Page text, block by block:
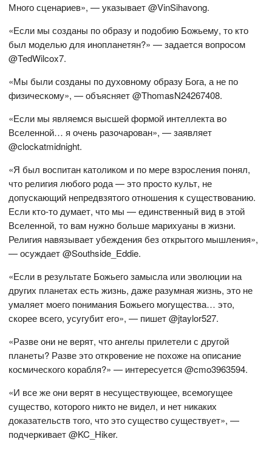
Много сценариев», — указывает @VinSihavong.
«Если мы созданы по образу и подобию Божьему, то кто
был моделью для инопланетян?» — задается вопросом
@TedWilcox7.
«Мы были созданы по духовному образу Бога, а не по
физическому», — объясняет @ThomasN24267408.
«Если мы являемся высшей формой интеллекта во
Вселенной… я очень разочарован», — заявляет
@clockatmidnight.
«Я был воспитан католиком и по мере взросления понял,
что религия любого рода — это просто культ, не
допускающий непредвзятого отношения к существованию.
Если кто-то думает, что мы — единственный вид в этой
Вселенной, то вам нужно больше марихуаны в жизни.
Религия навязывает убеждения без открытого мышления»,
— осуждает @Southside_Eddie.
«Если в результате Божьего замысла или эволюции на
других планетах есть жизнь, даже разумная жизнь, это не
умаляет моего понимания Божьего могущества… это,
скорее всего, усугубит его», — пишет @jtaylor527.
«Разве они не верят, что ангелы прилетели с другой
планеты? Разве это откровение не похоже на описание
космического корабля?» — интересуется @cmo3963594.
«И все же они верят в несуществующее, всемогущее
существо, которого никто не видел, и нет никаких
доказательств того, что это существо существует», —
подчеркивает @KC_Hiker.